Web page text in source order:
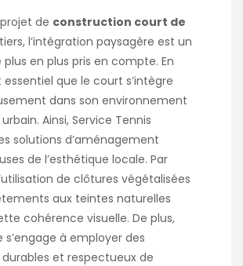
de construction court de
, l’intégration paysagère est un
en plus pris en compte. En
que le court s’intègre
dans son environnement
Ainsi, Service Tennis
solutions d’aménagement
de l’esthétique locale. Par
de clôtures végétalisées
aux teintes naturelles
cohérence visuelle. De plus,
s’engage à employer des
et respectueux de